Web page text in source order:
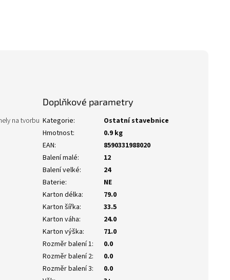
na tvorbu
Doplňkové parametry
Kategorie:
Ostatní stavebnice
Hmotnost:
0.9 kg
EAN:
8590331988020
Balení malé:
12
Balení velké:
24
Baterie:
NE
Karton délka:
79.0
Karton šířka:
33.5
Karton váha:
24.0
Karton výška:
71.0
Rozměr balení 1:
0.0
Rozměr balení 2:
0.0
Rozměr balení 3:
0.0